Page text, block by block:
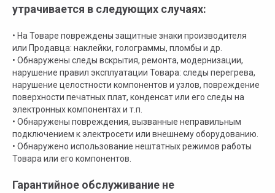
утрачивается в следующих случаях:
• На Товаре повреждены защитные знаки производителя
или Продавца: наклейки, голограммы, пломбы и др.
• Обнаружены следы вскрытия, ремонта, модернизации,
нарушение правил эксплуатации Товара: следы перегрева,
нарушение целостности компонентов и узлов, повреждение
поверхности печатных плат, конденсат или его следы на
электронных компонентах и т.п.
• Обнаружены повреждения, вызванные неправильным
подключением к электросети или внешнему оборудованию.
• Обнаружено использование нештатных режимов работы
Товара или его компонентов.
Гарантийное обслуживание не